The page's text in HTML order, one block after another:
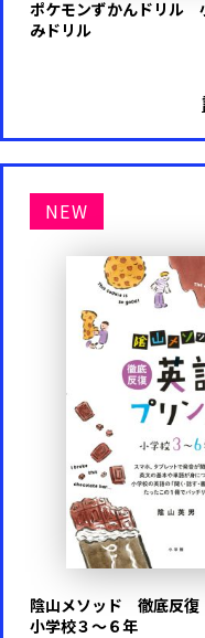
ポケモンずかんドリル
みドリル
NEW
陰山メソッド 徹底反
小学校３～６年